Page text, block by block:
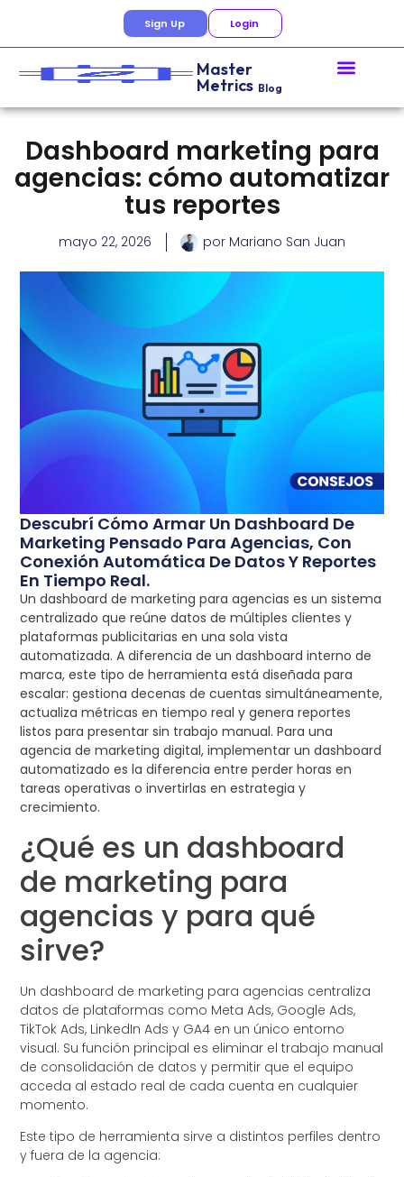
Sign Up Login
Master
Metrics Blog
Dashboard marketing para
agencias: cómo automatizar
tus reportes
mayo 22, 2026 por Mariano San Juan
Descubrí Cómo Armar Un Dashboard De
Marketing Pensado Para Agencias, Con
Conexión Automática De Datos Y Reportes
En Tiempo Real.
Un dashboard de marketing para agencias es un sistema
centralizado que reúne datos de múltiples clientes y
plataformas publicitarias en una sola vista
automatizada. A diferencia de un dashboard interno de
marca, este tipo de herramienta está diseñada para
escalar: gestiona decenas de cuentas simultáneamente,
actualiza métricas en tiempo real y genera reportes
listos para presentar sin trabajo manual. Para una
agencia de marketing digital, implementar un dashboard
automatizado es la diferencia entre perder horas en
tareas operativas o invertirlas en estrategia y
crecimiento.
¿Qué es un dashboard
de marketing para
agencias y para qué
sirve?
Un dashboard de marketing para agencias centraliza
datos de plataformas como Meta Ads, Google Ads,
TikTok Ads, LinkedIn Ads y GA4 en un único entorno
visual. Su función principal es eliminar el trabajo manual
de consolidación de datos y permitir que el equipo
acceda al estado real de cada cuenta en cualquier
momento.
Este tipo de herramienta sirve a distintos perfiles dentro
y fuera de la agencia: